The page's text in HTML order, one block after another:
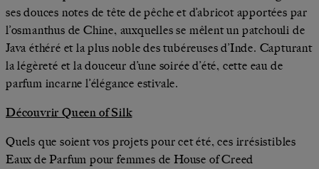
ses douces notes de tête de pêche et d’abricot apportées par
l’osmanthus de Chine, auxquelles se mêlent un patchouli de
Java éthéré et la plus noble des tubéreuses d’Inde. Capturant
la légèreté et la douceur d’une soirée d’été, cette eau de
parfum incarne l’élégance estivale.
Découvrir Queen of Silk
Quels que soient vos projets pour cet été, ces irrésistibles
Eaux de Parfum pour femmes de House of Creed